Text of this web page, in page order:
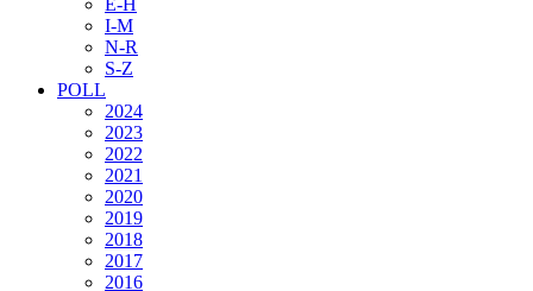
E-H
I-M
N-R
S-Z
POLL
2024
2023
2022
2021
2020
2019
2018
2017
2016